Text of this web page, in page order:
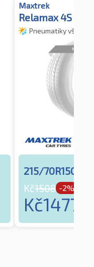
Maxtrek
Relamax 4S
Pneumatiky všech
215/70R15C
Kč1508 -2%
Kč1477